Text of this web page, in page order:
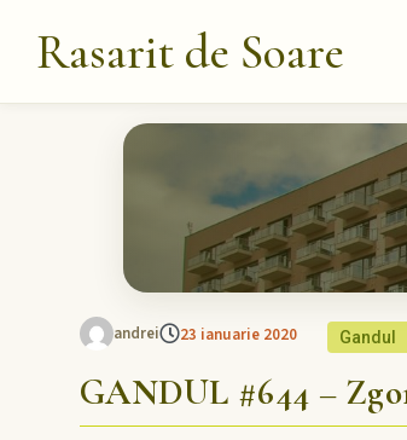
Rasarit de Soare
andrei 23 ianuarie 2020 Gandul
GANDUL #644 –